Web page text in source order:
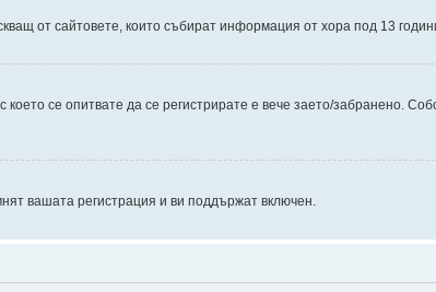
от сайтовете, които събират информация от хора под 13
се опитвате да се регистрирате е вече заето/забранено.
вашата регистрация и ви поддържат включен.